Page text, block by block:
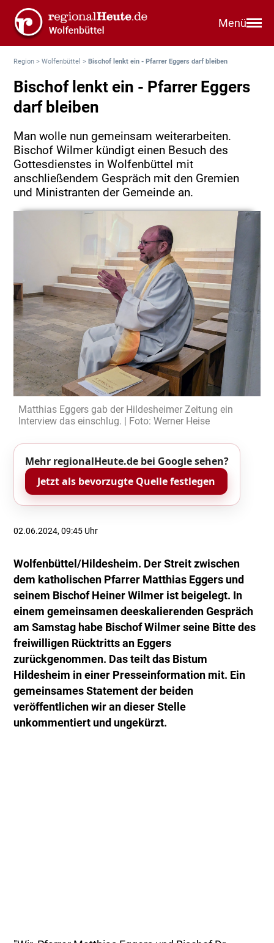
Menü
Region >Wolfenbüttel >Bischof lenkt ein - Pfarrer Eggers darf bleiben
Bischof lenkt ein - Pfarrer Eggers
darf bleiben
Man wolle nun gemeinsam weiterarbeiten.
Bischof Wilmer kündigt einen Besuch des
Gottesdienstes in Wolfenbüttel mit
anschließendem Gespräch mit den Gremien
und Ministranten der Gemeinde an.
Matthias Eggers gab der Hildesheimer Zeitung ein
Interview das einschlug. | Foto: Werner Heise
Mehr regionalHeute.de bei Google sehen?
Jetzt als bevorzugte Quelle festlegen
02.06.2024, 09:45 Uhr
Wolfenbüttel/Hildesheim. Der Streit zwischen
dem katholischen Pfarrer Matthias Eggers und
seinem Bischof Heiner Wilmer ist beigelegt. In
einem gemeinsamen deeskalierenden Gespräch
am Samstag habe Bischof Wilmer seine Bitte des
freiwilligen Rücktritts an Eggers
zurückgenommen. Das teilt das Bistum
Hildesheim in einer Presseinformation mit. Ein
gemeinsames Statement der beiden
veröffentlichen wir an dieser Stelle
unkommentiert und ungekürzt.